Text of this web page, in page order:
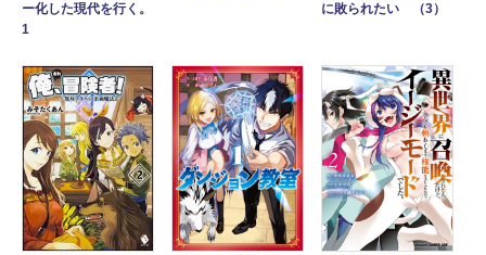
ー化した現代を行く。
1
に敗られたい （3）